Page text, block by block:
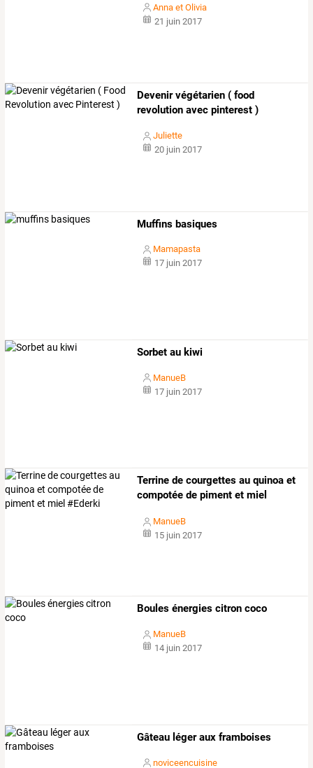
Anna et Olivia
21 juin 2017
Devenir végétarien ( food
revolution avec pinterest )
Juliette
20 juin 2017
Muffins basiques
Mamapasta
17 juin 2017
Sorbet au kiwi
ManueB
17 juin 2017
Terrine de courgettes au quinoa et
compotée de piment et miel
ManueB
15 juin 2017
Boules énergies citron coco
ManueB
14 juin 2017
Gâteau léger aux framboises
noviceencuisine